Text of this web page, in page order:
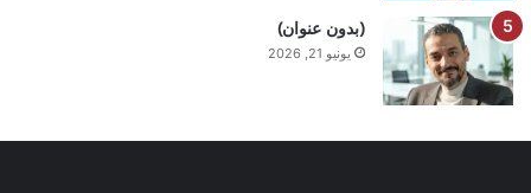
(بدون عنوان)
يونيو 21, 2026